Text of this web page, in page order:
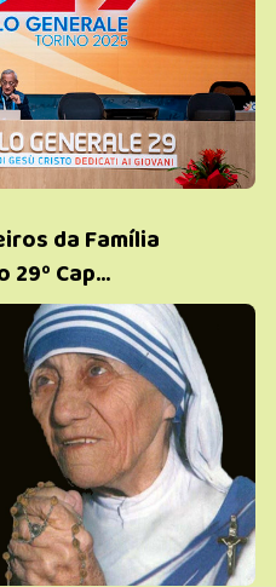
da Família
Cap...